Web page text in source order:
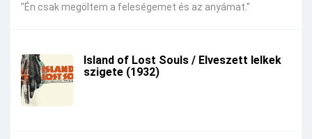
"Én csak megöltem a feleségemet és az anyámat."
Island of Lost Souls / Elveszett lelkek
szigete (1932)